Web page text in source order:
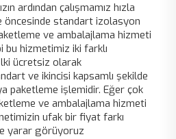
ardından çalışmamız hızla
öncesinde standart izolasyon
ve ambalajlama hizmeti
hizmetimiz iki farklı
ücretsiz olarak
ve ikincisi kapsamlı şekilde
paketleme işlemidir. Eğer çok
ve ambalajlama hizmeti
ufak bir fiyat farkı
yarar görüyoruz